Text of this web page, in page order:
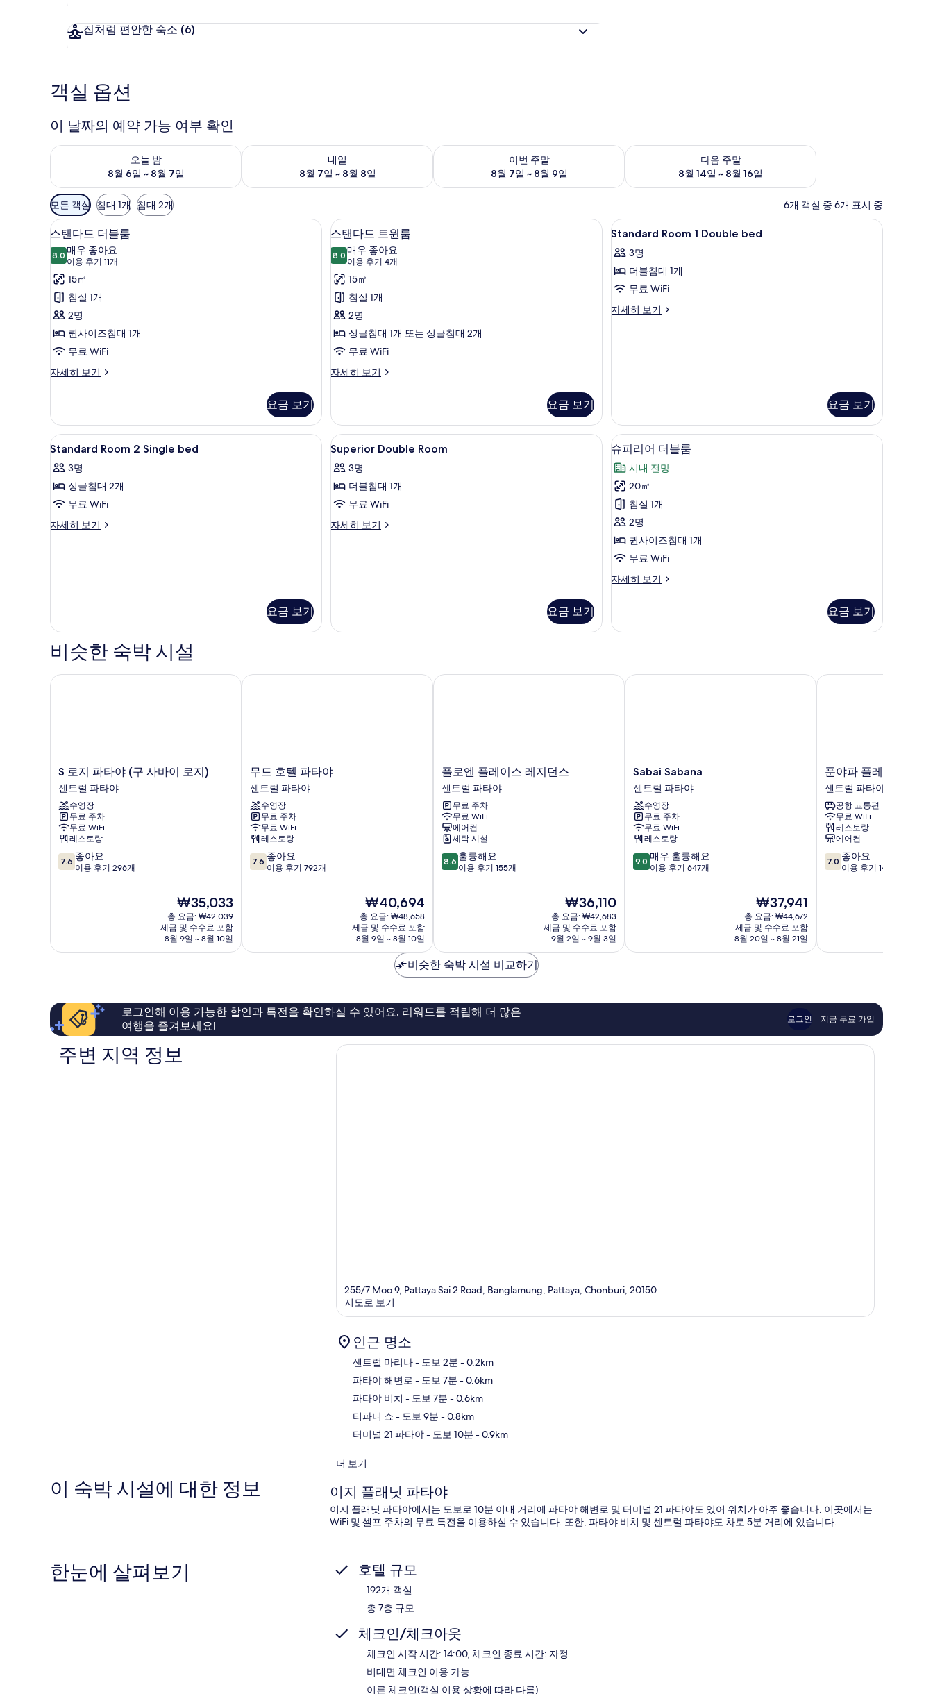
집처럼 편안한 숙소 (6)
객실 옵션
이 날짜의 예약 가능 여부 확인
오늘 밤
8월 6일 ~ 8월 7일
오늘 밤 예약 가능 여부 확인, 8월 6일 ~ 8월 7일
내일
8월 7일 ~ 8월 8일
내일 예약 가능 여부 확인, 8월 7일 ~ 8월 8일
이번 주말
8월 7일 ~ 8월 9일
이번 주말 예약 가능 여부 확인, 8월 7일 ~ 8월 9일
다음 주말
8월 14일 ~ 8월 16일
다음 주말 예약 가능 여부 확인, 8월 14일 ~ 8월 16일
객
실
에
사
용
가
능
한
필
터
모든 객실 침대 1개 침대 2개 6개 객실 중 6개 표시 중
스
탠
다
드
더
블
룸
사
진
보
기
스탠다드 더블룸 | 객실 내 금고, 책상, 방음 설비, 무료 WiFi
9
스탠다드 더블룸
8.08.0점 만점 중 10점
매우 좋아요
이용 후기 11개
(이
용
후
기
11
개)
15㎡
침실 1개
2명
퀸사이즈침대 1개
무료 WiFi
자세히 보기
스
더
블
룸
세
히
기
요금 보기
스
탠
다
드
트
윈
룸
사
진
보
기
스탠다드 트윈룸 | 객실 내 금고, 책상, 방음 설비, 무료 WiFi
8
스탠다드 트윈룸
8.08.0점 만점 중 10점
매우 좋아요
이용 후기 4개
(이
용
후
기
4
개)
15㎡
침실 1개
2명
싱글침대 1개 또는 싱글침대 2개
무료 WiFi
자세히 보기
스
트
윈
룸
세
히
기
요금 보기
Standard
Room
1
Double
bed
사
객실 내 금고, 책상, 방음 설비, 무료 WiFi
9
Standard Room 1 Double bed
3명
더블침대 1개
무료 WiFi
자세히 보기
Standard
기
요금 보기
Standard
Room
2
Single
bed
사
객실 내 금고, 책상, 방음 설비, 무료 WiFi
8
Standard Room 2 Single bed
3명
싱글침대 2개
무료 WiFi
자세히 보기
Standard
보
요금 보기
Superior
Double
Room
사
진
모
객실 내 금고, 책상, 방음 설비, 무료 WiFi
1
Superior Double Room
3명
더블침대 1개
무료 WiFi
자세히 보기
Superior
요금 보기
슈
피
리
어
더
블
룸
진
두
슈피리어 더블룸 | 객실 내 금고, 책상, 방음 설
1
슈피리어 더블룸
시내 전망
20㎡
침실 1개
2명
퀸사이즈침대 1개
무료 WiFi
자세히 보기
슈
더
세
요금 보기
비슷한 숙박 시설
S
로
지
파
타
야
(구
사
바
S 로지 파타야 (구 사바이 로지)
센트럴 파타야
수영장
무료 주차
무료 WiFi
레스토랑
10
점
아
후
기
296
7.6 좋아요
이용 후기 296개
현
재
요
금
₩35,033
₩35,033
총 요금: ₩42,039
세금 및 수수료 포함
8월 9일 ~ 8월 10일
S 로지 파타야 (구 사바이 로지)
무
드
호
텔
파
타
야
센
트
무드 호텔 파타야
센트럴 파타야
수영장
무료 주차
무료 WiFi
레스토랑
10
점
아
후
기
7.6 좋아요
이용 후기 792개
현
재
요
금
₩40,694
₩40,694
총 요금: ₩48,658
세금 및 수수료 포함
8월 9일 ~ 8월 10일
무드 호텔 파타야
플
로
엔
플
레
이
스
레
지
타
야
플로엔 플레이스 레지던스
센트럴 파타야
무료 주차
무료 WiFi
에어컨
세탁 시설
10
점
륭
해
요,
용
후
155
8.6 훌륭해요
이용 후기 155개
현
재
요
금
₩36,110
₩36,110
총 요금: ₩42,683
세금 및 수수료 포함
9월 2일 ~ 9월 3일
플로엔 플레이스 레지던스
Sabai
Sabana
센
트
럴
파
타
야
Sabai Sabana
센트럴 파타야
수영장
무료 주차
무료 WiFi
레스토랑
10
점
우
요,
후
9.0 매우 훌륭해요
이용 후기 647개
현
재
요
금
₩37,941
₩37,941
총 요금: ₩44,672
세금 및 수수료 포함
8월 20일 ~ 8월 21일
Sabai Sabana
푼
야
파
플
레
이
스
파
타
푼야파 플레이스 파
센트럴 파타야
공항 교통편
무료 WiFi
레스토랑
에어컨
10
점
아
후
기
개
7.0 좋아요
이용 후기 143개
푼야파 플레이스 파타
비슷한 숙박 시설 비교하기
로그인해 이용 가능한 할인과 특전을 확인하실 수 있어요. 리워드를 적립해 더 많은
여행을 즐겨보세요!
로그인 지금 무료 가입
주변 지역 정보
255/7 Moo 9, Pattaya Sai 2 Road, Banglamung, Pattaya, Chonburi, 20150
지도로 보기
인근 명소
센트럴 마리나- 도보 2분 - 0.2km
파타야 해변로 - 도보 7분 - 0.6km
파타야 비치 - 도보 7분 - 0.6km
티파니 쇼 - 도보 9분 - 0.8km
터미널 21 파타야- 도보 10분 - 0.9km
더 보기
이 숙박 시설에 대한 정보 이지 플래닛 파타야
이지 플래닛 파타야에서는 도보로 10분 이내 거리에 파타야 해변로 및 터미널 21 파타야도 있어 위치가 아주 좋습니다. 이곳에서는
WiFi 및 셀프 주차의 무료 특전을 이용하실 수 있습니다. 또한, 파타야 비치 및 센트럴 파타야도 차로 5분 거리에 있습니다.
한눈에 살펴보기 호텔 규모
192개 객실
총 7층 규모
체크인/체크아웃
체크인 시작 시간: 14:00, 체크인 종료 시간: 자정
비대면 체크인 이용 가능
이른 체크인(객실 이용 상황에 따라 다름)